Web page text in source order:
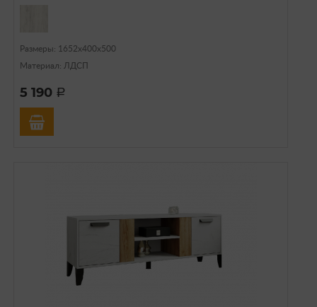
Размеры: 1652х400х500
Материал: ЛДСП
5 190 a